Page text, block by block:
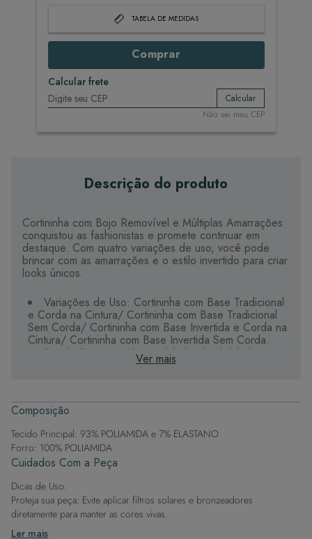
TABELA DE MEDIDAS
Comprar
Calcular frete
Calcular
Não sei meu CEP
Descrição do produto
Cortininha com Bojo Removível e Múltiplas Amarrações
conquistou as fashionistas e promete continuar em
destaque. Com quatro variações de uso, você pode
brincar com as amarrações e o estilo invertido para criar
looks únicos.
Variações de Uso: Cortininha com Base Tradicional
e Corda na Cintura/ Cortininha com Base Tradicional
Sem Corda/ Cortininha com Base Invertida e Corda na
Cintura/ Cortininha com Base Invertida Sem Corda.
Tecido Premium: Alta qualidade, durabilidade e
design exclusivo.
Conforto e Versatilidade: Alças que levantam os
seios e valorizam a silhueta.
Explore as diferentes amarrações e divirta-se com este
sutiã versátil, ideal para inovar no seu look de praia.
Ver mais
Composição
Tecido Principal: 93% POLIAMIDA e 7% ELASTANO
Forro: 100% POLIAMIDA
Cuidados Com a Peça
Dicas de Uso:
Proteja sua peça: Evite aplicar filtros solares e bronzeadores
diretamente para manter as cores vivas.
Após a piscina: Lembre-se de que o cloro pode desgastar o tecido,
Ler mais